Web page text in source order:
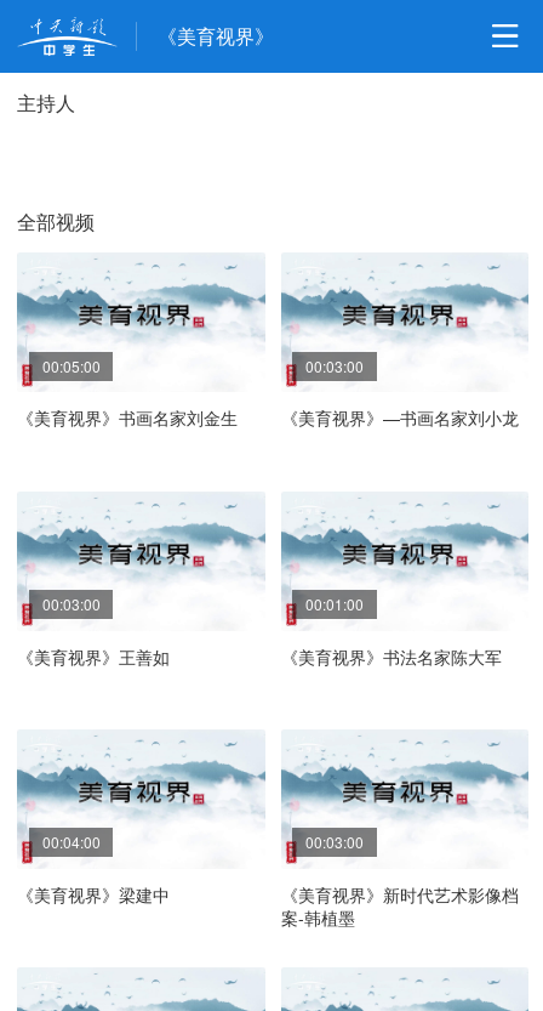
《美育视界》
主持人
全部视频
00:05:00
《美育视界》书画名家刘金生
00:03:00
《美育视界》—书画名家刘小龙
00:03:00
《美育视界》王善如
00:01:00
《美育视界》书法名家陈大军
00:04:00
《美育视界》梁建中
00:03:00
《美育视界》新时代艺术影像档
案-韩植墨